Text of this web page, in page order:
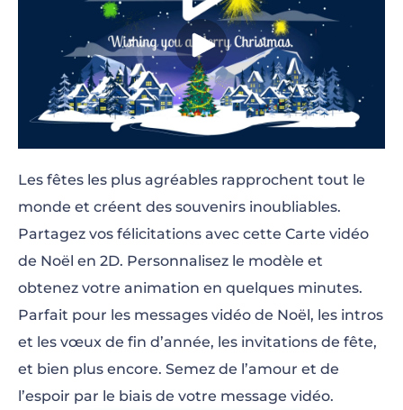
Les fêtes les plus agréables rapprochent tout le
monde et créent des souvenirs inoubliables.
Partagez vos félicitations avec cette Carte vidéo
de Noël en 2D. Personnalisez le modèle et
obtenez votre animation en quelques minutes.
Parfait pour les messages vidéo de Noël, les intros
et les vœux de fin d’année, les invitations de fête,
et bien plus encore. Semez de l’amour et de
l’espoir par le biais de votre message vidéo.